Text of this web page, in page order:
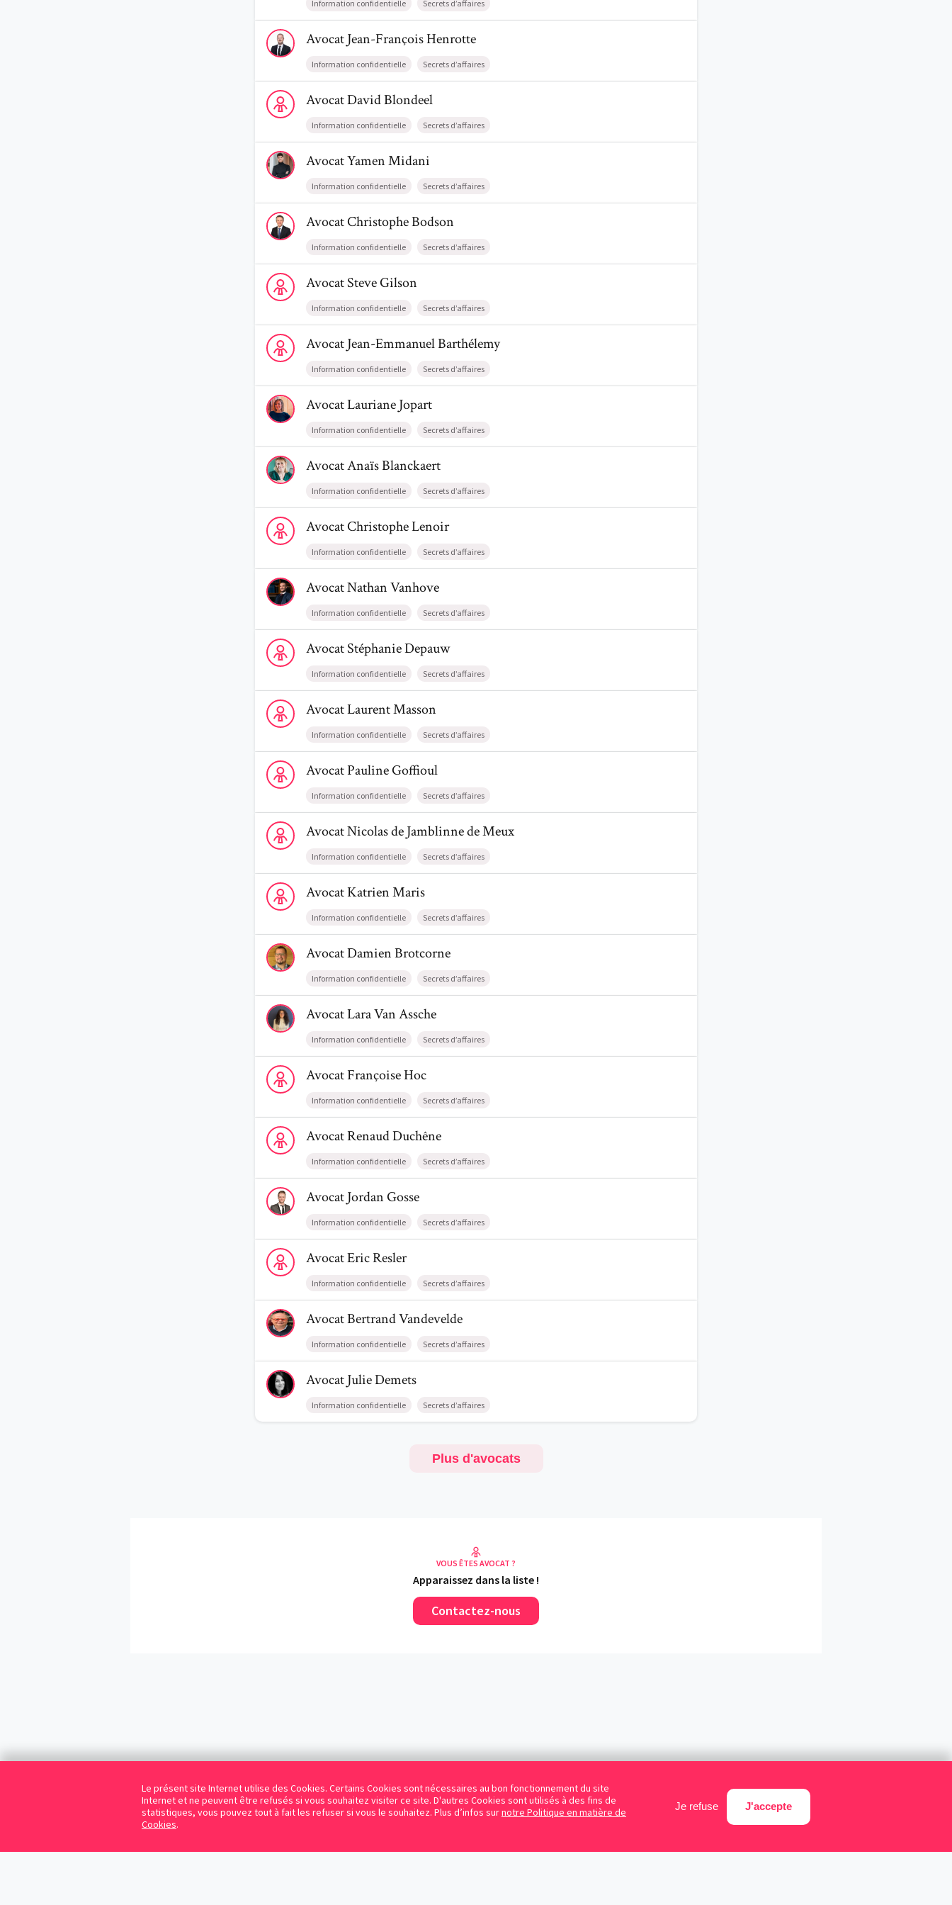
Le présent site Internet utilise des Cookies. Certains Cookies sont nécessaires au bon fonctionnement du site
Internet et ne peuvent être refusés si vous souhaitez visiter ce site. D'autres Cookies sont utilisés à des fins de
statistiques, vous pouvez tout à fait les refuser si vous le souhaitez. Plus d’infos surnotre Politique en matière de
Cookies.
Je refuse J'accepte
Information confidentielle Secrets d’affaires
Voir le profil de AvocatJean-François Henrotte
AvocatJean-FrançoisHenrotte
Information confidentielle Secrets d’affaires
Voir le profil de AvocatDavid Blondeel
AvocatDavidBlondeel
Information confidentielle Secrets d’affaires
Voir le profil de AvocatYamen Midani
AvocatYamenMidani
Information confidentielle Secrets d’affaires
Voir le profil de AvocatChristophe Bodson
AvocatChristopheBodson
Information confidentielle Secrets d’affaires
Voir le profil de AvocatSteve Gilson
AvocatSteveGilson
Information confidentielle Secrets d’affaires
Voir le profil de AvocatJean-Emmanuel Barthélemy
AvocatJean-EmmanuelBarthélemy
Information confidentielle Secrets d’affaires
Voir le profil de AvocatLauriane Jopart
AvocatLaurianeJopart
Information confidentielle Secrets d’affaires
Voir le profil de AvocatAnaïs Blanckaert
AvocatAnaïsBlanckaert
Information confidentielle Secrets d’affaires
Voir le profil de AvocatChristophe Lenoir
AvocatChristopheLenoir
Information confidentielle Secrets d’affaires
Voir le profil de AvocatNathan Vanhove
AvocatNathanVanhove
Information confidentielle Secrets d’affaires
Voir le profil de AvocatStéphanie Depauw
AvocatStéphanieDepauw
Information confidentielle Secrets d’affaires
Voir le profil de AvocatLaurent Masson
AvocatLaurentMasson
Information confidentielle Secrets d’affaires
Voir le profil de AvocatPauline Goffioul
AvocatPaulineGoffioul
Information confidentielle Secrets d’affaires
Voir le profil de AvocatNicolas de Jamblinne de Meux
AvocatNicolasde Jamblinne de Meux
Information confidentielle Secrets d’affaires
Voir le profil de AvocatKatrien Maris
AvocatKatrienMaris
Information confidentielle Secrets d’affaires
Voir le profil de AvocatDamien Brotcorne
AvocatDamienBrotcorne
Information confidentielle Secrets d’affaires
Voir le profil de AvocatLara Van Assche
AvocatLaraVan Assche
Information confidentielle Secrets d’affaires
Voir le profil de AvocatFrançoise Hoc
AvocatFrançoiseHoc
Information confidentielle Secrets d’affaires
Voir le profil de AvocatRenaud Duchêne
AvocatRenaudDuchêne
Information confidentielle Secrets d’affaires
Voir le profil de AvocatJordan Gosse
AvocatJordanGosse
Information confidentielle Secrets d’affaires
Voir le profil de AvocatEric Resler
AvocatEricResler
Information confidentielle Secrets d’affaires
Voir le profil de AvocatBertrand Vandevelde
AvocatBertrandVandevelde
Information confidentielle Secrets d’affaires
Voir le profil de AvocatJulie Demets
AvocatJulieDemets
Information confidentielle Secrets d’affaires
Plus d'avocats
VOUS ÊTES AVOCAT ?
Apparaissez dans la liste !
Contactez-nous